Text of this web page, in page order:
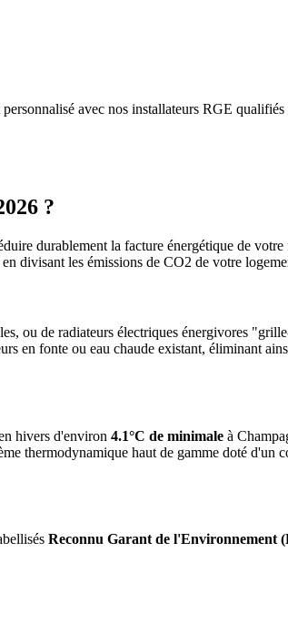
avec nos installateurs RGE
?
durablement la facture énergétique de
divisant les émissions de CO2 de votre
ou de radiateurs électriques énergivores
en fonte ou eau chaude existant, éliminant
hivers d'environ 4.1°C de minimale à
thermodynamique haut de gamme doté d'un
Reconnu Garant de l'Environnement